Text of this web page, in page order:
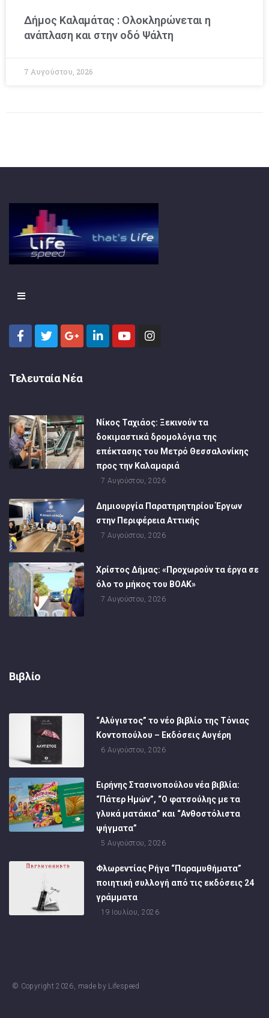
Δήμος Καλαμάτας : Ολοκληρώνεται η
ανάπλαση και στην οδό Ψάλτη
7 Αυγούστου, 2026
Τελευταία Νέα
Νίκος Ταχιάος: Ξεκινούν τα
δοκιμαστικά δρομολόγια της
επέκτασης του Μετρό Θεσσαλονίκης
προς την Καλαμαριά
7 Αυγούστου, 2026
Δημιουργία Παρατηρητηρίου Έργων
στην Περιφέρεια Αττικής
7 Αυγούστου, 2026
Χρίστος Δήμας: «Προχωρούν τα έργα σε
όλο το μήκος του ΒΟΑΚ»
7 Αυγούστου, 2026
Βιβλίο
“Αλύγιστος” το νέο βιβλίο της Τόνιας
Κοντοπούλου – Εκδόσεις Αυγέρη
6 Αυγούστου, 2026
Ειρήνης Στασινοπούλου νέα βιβλία:
“Πάτερ Ημών”, “Ο φατσούλης με τα
γλυκά ματάκια” και “Ανθοστόλιστα
ψήγματα”
5 Αυγούστου, 2026
Φλωρεντίας Ρήγα “Παραμυθήματα”
ποιητική συλλογή από τις εκδόσεις 24
γράμματα
19 Ιουλίου, 2026
© Copyright2026, made by Lifespeed